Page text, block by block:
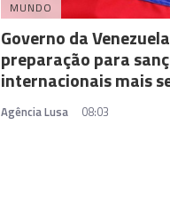
MUNDO
Governo da
preparação para
internacionais mais
Agência Lusa 08:03